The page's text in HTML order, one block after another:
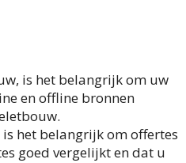
is het belangrijk om uw
en offline bronnen
het belangrijk om offertes
goed vergelijkt en dat u